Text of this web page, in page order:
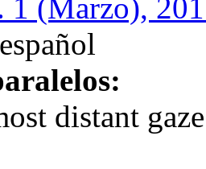
1 (Marzo),
español
distant gaze